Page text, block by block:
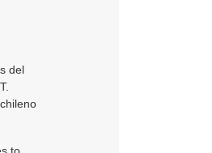
del
to